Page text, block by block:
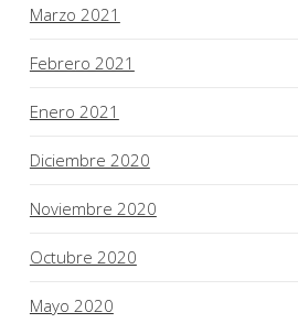
Marzo 2021
Febrero 2021
Enero 2021
Diciembre 2020
Noviembre 2020
Octubre 2020
Mayo 2020